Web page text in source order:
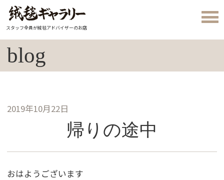
スタッフ全員が絨毯アドバイザーのお店
blog
2019年10月22日
帰りの途中
おはようございます